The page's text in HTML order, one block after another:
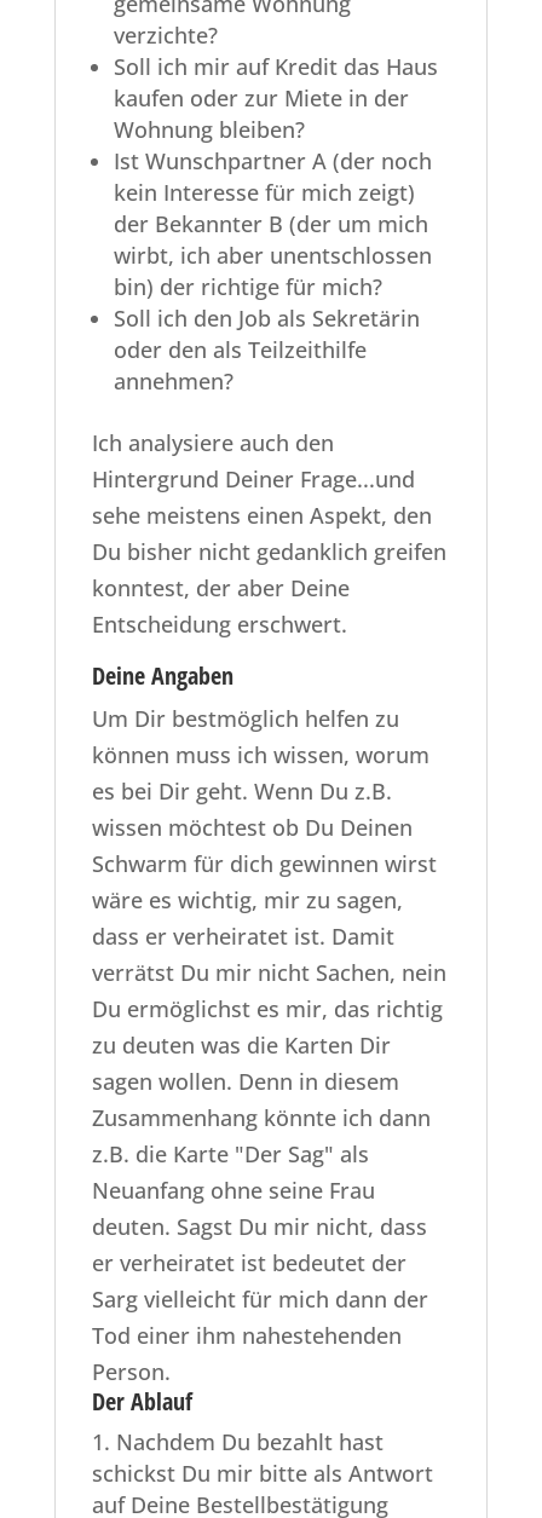
verzichte?
Soll ich mir auf Kredit das Haus
kaufen oder zur Miete in der
Wohnung bleiben?
Ist Wunschpartner A (der noch
kein Interesse für mich zeigt)
der Bekannter B (der um mich
wirbt, ich aber unentschlossen
bin) der richtige für mich?
Soll ich den Job als Sekretärin
oder den als Teilzeithilfe
annehmen?
Ich analysiere auch den
Hintergrund Deiner Frage...und
sehe meistens einen Aspekt, den
Du bisher nicht gedanklich greifen
konntest, der aber Deine
Entscheidung erschwert.
Deine Angaben
Um Dir bestmöglich helfen zu
können muss ich wissen, worum
es bei Dir geht. Wenn Du z.B.
wissen möchtest ob Du Deinen
Schwarm für dich gewinnen wirst
wäre es wichtig, mir zu sagen,
dass er verheiratet ist. Damit
verrätst Du mir nicht Sachen, nein
Du ermöglichst es mir, das richtig
zu deuten was die Karten Dir
sagen wollen. Denn in diesem
Zusammenhang könnte ich dann
z.B. die Karte "Der Sag" als
Neuanfang ohne seine Frau
deuten. Sagst Du mir nicht, dass
er verheiratet ist bedeutet der
Sarg vielleicht für mich dann der
Tod einer ihm nahestehenden
Person.
Der Ablauf
Nachdem Du bezahlt hast
schickst Du mir bitte als Antwort
auf Deine Bestellbestätigung